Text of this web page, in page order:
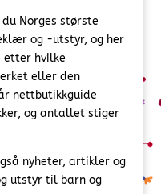
Norges største
og -utstyr, og her
etter hvilke
eller den
nettbutikkguide
og antallet stiger
nyheter, artikler og
utstyr til barn og